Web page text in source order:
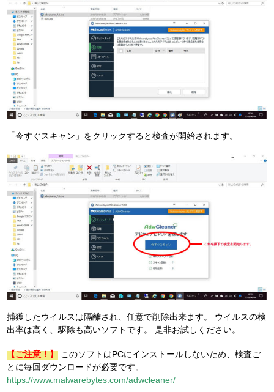
「今すぐスキャン」をクリックすると検査が開始されます。
捕獲したウイルスは隔離され、任意で削除出来ます。
ウイルスの検
出率は高く、駆除も高いソフトです。
是非お試しください。
【ご注意！】 このソフトはPCにインストールしないため、検査ご
とに毎回ダウンロードが必要です。
https://www.malwarebytes.com/adwcleaner/